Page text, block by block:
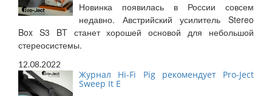
Новинка появилась в России совсем
недавно. Австрийский усилитель Stereo
Box S3 BT станет хорошей основой для небольшой
стереосистемы.
12.08.2022
Журнал Hi-Fi Pig рекомендует Pro-Ject
Sweep It E